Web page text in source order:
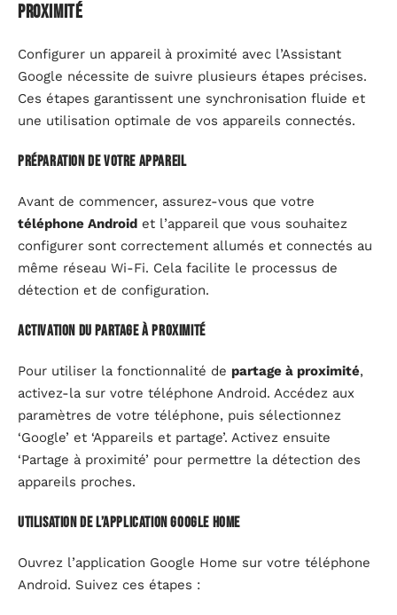
proximité
Configurer un appareil à proximité avec l’Assistant
Google nécessite de suivre plusieurs étapes précises.
Ces étapes garantissent une synchronisation fluide et
une utilisation optimale de vos appareils connectés.
Préparation de votre appareil
Avant de commencer, assurez-vous que votre
téléphone Android et l’appareil que vous souhaitez
configurer sont correctement allumés et connectés au
même réseau Wi-Fi. Cela facilite le processus de
détection et de configuration.
Activation du partage à proximité
Pour utiliser la fonctionnalité de partage à proximité,
activez-la sur votre téléphone Android. Accédez aux
paramètres de votre téléphone, puis sélectionnez
‘Google’ et ‘Appareils et partage’. Activez ensuite
‘Partage à proximité’ pour permettre la détection des
appareils proches.
Utilisation de l’application Google Home
Ouvrez l’application Google Home sur votre téléphone
Android. Suivez ces étapes :